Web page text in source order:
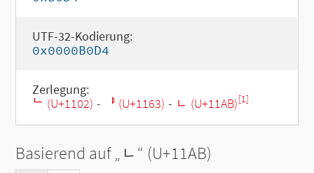
UTF-32-Kodierung:
0x0000B0D4
Zerlegung:
ᄂ (U+1102) - ᅣ (U+1163) - ᆫ (U+11AB)[1]
Basierend auf „ ᆫ“ (U+11AB)